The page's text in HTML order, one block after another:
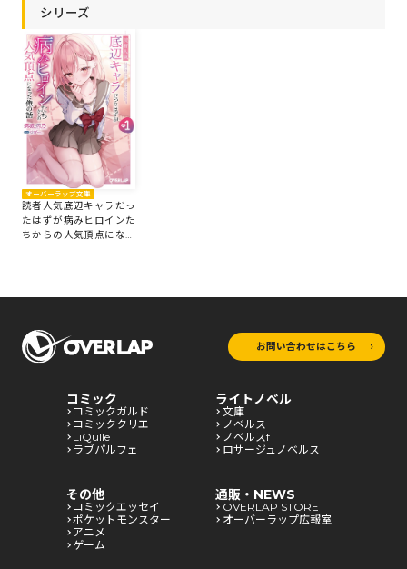
シリーズ
オーバーラップ文庫
読者人気底辺キャラだっ
たはずが病みヒロインた
ちからの人気頂点になっ
お問い合わせはこちら
コミック
コミックガルド
コミッククリエ
LiQulle
ラブパルフェ
ライトノベル
文庫
ノベルス
ノベルスf
ロサージュノベルス
その他
コミックエッセイ
ポケットモンスター
アニメ
ゲーム
通販・NEWS
OVERLAP STORE
オーバーラップ広報室